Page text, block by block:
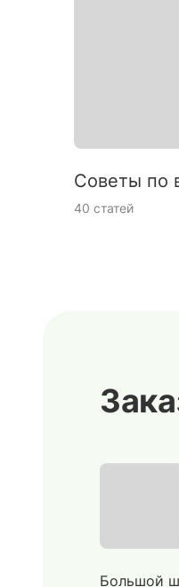
Советы по
40 статей
Большой